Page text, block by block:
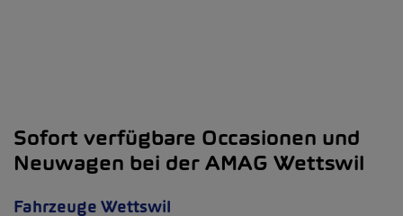
Sofort verfügbare Occasionen und
Neuwagen bei der AMAG Wettswil
Fahrzeuge Wettswil